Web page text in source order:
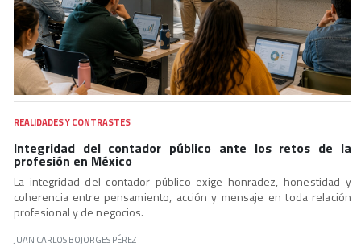
REALIDADES Y CONTRASTES
Integridad del contador público ante los retos de la
profesión en México
La integridad del contador público exige honradez, honestidad y
coherencia entre pensamiento, acción y mensaje en toda relación
profesional y de negocios.
JUAN CARLOS BOJORGES PÉREZ